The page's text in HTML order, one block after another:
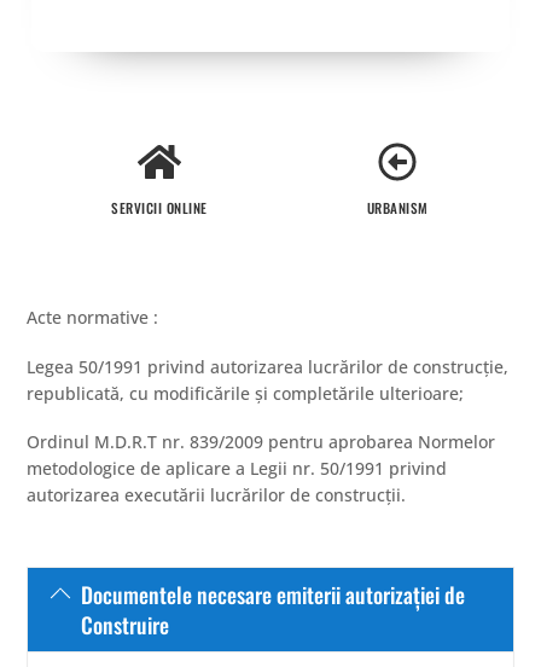
SERVICII ONLINE URBANISM
Acte normative :
Legea 50/1991 privind autorizarea lucrărilor de construcție,
republicată, cu modificările și completările ulterioare;
Ordinul M.D.R.T nr. 839/2009 pentru aprobarea Normelor
metodologice de aplicare a Legii nr. 50/1991 privind
autorizarea executării lucrărilor de construcţii.
Documentele necesare emiterii autorizaţiei de
Construire